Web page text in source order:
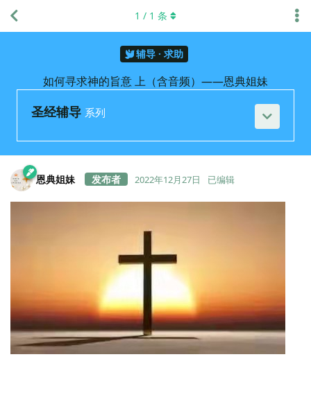
辅导 · 求助
如何寻求神的旨意 上（含音频）——恩典姐妹
圣经辅导 系列
1 / 1 条
恩典姐妹 2022年12月27日 已编辑